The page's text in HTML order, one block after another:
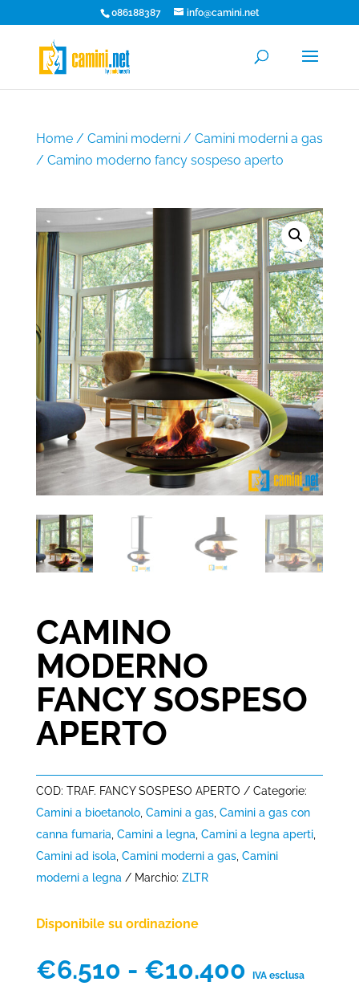
086188387 info@camini.net
Home/ Camini moderni/ Camini moderni a gas
/ Camino moderno fancy sospeso aperto
CAMINO
MODERNO
FANCY SOSPESO
APERTO
COD: TRAF. FANCY SOSPESO APERTO
Categorie:
Camini a bioetanolo, Camini a gas, Camini a gas con
canna fumaria Camini a legna Camini a legna aperti,
Camini ad isola Camini moderni a gas, Camini
moderni a legna
Marchio: ZLTR
Disponibile su ordinazione
€6.510 - €10.400 Fascia
IVA esclusa